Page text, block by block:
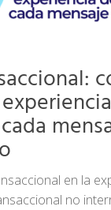
en la
no